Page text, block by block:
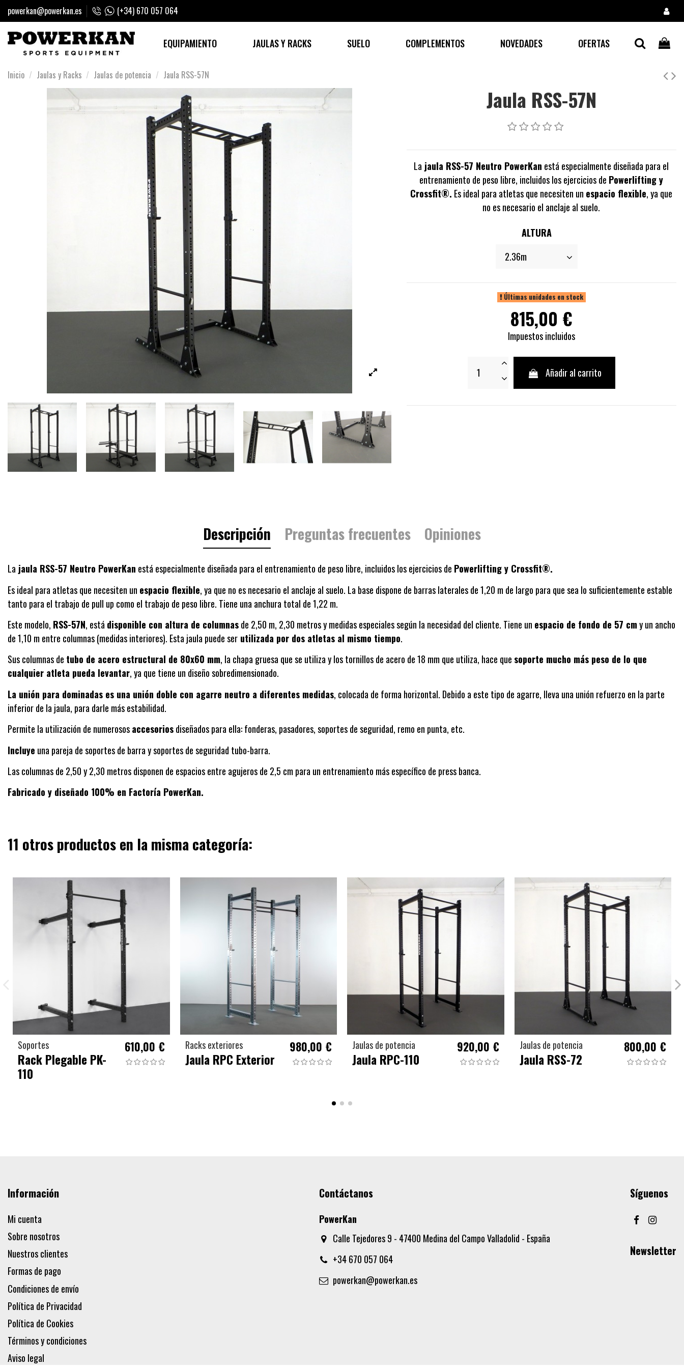
powerkan@powerkan.es (+34) 670 057 064
EQUIPAMIENTO JAULAS Y RACKS SUELO COMPLEMENTOS NOVEDADES OFERTAS
Inicio Jaulas y Racks Jaulas de potencia Jaula RSS-57N
Jaula RSS-57N
La jaula RSS-57 Neutro PowerKan está especialmente diseñada para el
entrenamiento de peso libre, incluidos los ejercicios de Powerlifting y
Crossfit®. Es ideal para atletas que necesiten un espacio flexible, ya que
no es necesario el anclaje al suelo.
ALTURA
Últimas unidades en stock
815,00 €
Impuestos incluidos
Añadir al carrito
Descripción Preguntas frecuentes Opiniones
La jaula RSS-57 Neutro PowerKan está especialmente diseñada para el entrenamiento de peso libre, incluidos los ejercicios de Powerlifting y Crossfit®.
Es ideal para atletas que necesiten un espacio flexible, ya que no es necesario el anclaje al suelo. La base dispone de barras laterales de 1,20 m de largo para que sea lo suficientemente estable
tanto para el trabajo de pull up como el trabajo de peso libre. Tiene una anchura total de 1,22 m.
Este modelo, RSS-57N, está disponible con altura de columnasde 2,50 m, 2,30 metrosy medidas especiales según la necesidad del cliente. Tiene un espacio de fondo de 57 cmy un ancho
de 1,10 m entre columnas (medidas interiores). Esta jaula puede ser utilizada por dos atletas al mismo tiempo.
Sus columnas de tubo de acero estructural de 80x60 mm, la chapa gruesa que se utiliza y los tornillos de acero de 18 mm que utiliza, hace que soporte mucho más peso de lo que
cualquier atleta pueda levantar, ya que tiene un diseño sobredimensionado.
La unión para dominadas es una unión doble con agarre neutro a diferentes medidas, colocada de forma horizontal. Debido a este tipo de agarre, lleva una unión refuerzo en la parte
inferior de la jaula, para darle más estabilidad.
Permite la utilización de numerososaccesoriosdiseñados para ella: fonderas, pasadores, soportes de seguridad, remo en punta, etc.
Incluye una pareja de soportes de barra y soportes de seguridad tubo-barra.
Las columnas de 2,50 y 2,30 metros disponen de espacios entre agujeros de 2,5 cm para un entrenamiento más específico de press banca.
Fabricado y diseñado 100% en Factoría PowerKan.
11 otros productos en la misma categoría:
Soportes
Rack Plegable PK-
110
610,00 € Racks exteriores
Jaula RPC Exterior
980,00 € Jaulas de potencia
Jaula RPC-110
920,00 € Jaulas de potencia
Jaula RSS-72
800,00 €
Información
Mi cuenta
Sobre nosotros
Nuestros clientes
Formas de pago
Condiciones de envío
Política de Privacidad
Política de Cookies
Términos y condiciones
Aviso legal
Contáctanos
PowerKan
Calle Tejedores 9 - 47400 Medina del Campo Valladolid - España
+34 670 057 064
powerkan@powerkan.es
Síguenos
Newsletter